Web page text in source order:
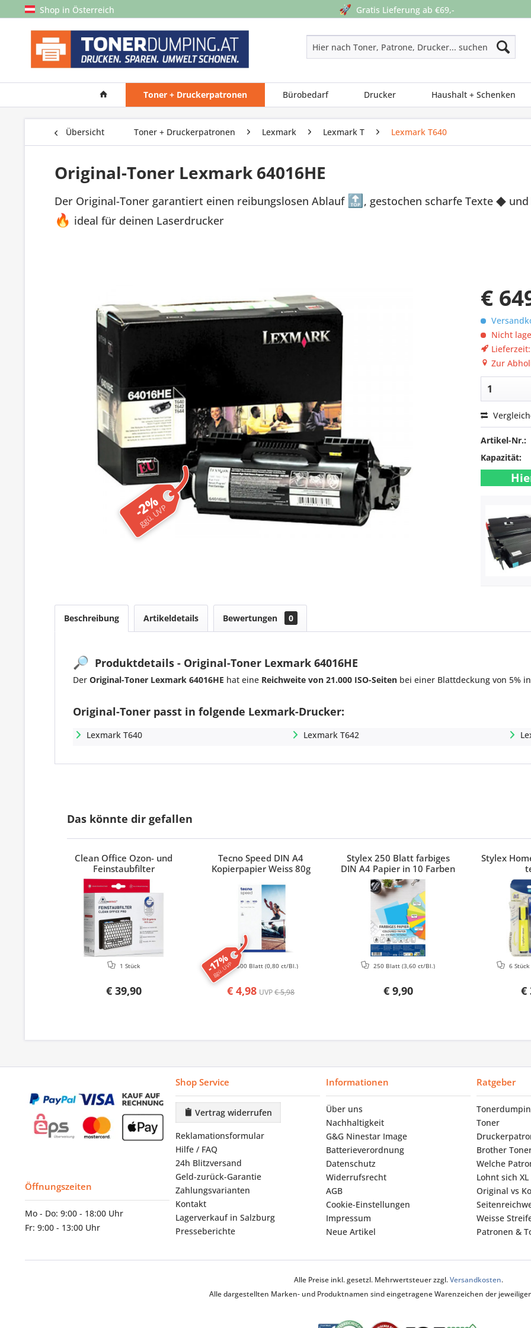
Shop in Österreich 🚀 Gratis Lieferung ab €69,-
Toner + Druckerpatronen Bürobedarf Drucker Haushalt + Schenken
Übersicht Toner + Druckerpatronen Lexmark Lexmark T Lexmark T640
Original-Toner Lexmark 64016HE
Der Original-Toner garantiert einen reibungslosen Ablauf 🔝 , gestochen scharfe Texte ◆
🔥 ideal für deinen Laserdrucker
-2%
ggü. UVP
€
Nicht
Zur
Artikel-Nr.:
Kapazität:
Beschreibung Artikeldetails Bewertungen 0
🔎 Produktdetails - Original-Toner Lexmark 64016HE
Der Original-Toner Lexmark 64016HE hat eine Reichweite von 21.000 ISO-Seiten bei einer Blattdeckung von 5%
Original-Toner passt in folgende Lexmark-Drucker:
Lexmark T640 Lexmark T642
Das könnte dir gefallen
Clean Office Ozon- und
Feinstaubfilter
€ 39,90
1 Stück -17%
ggü. UVP
Tecno Speed DIN A4
Kopierpapier Weiss 80g
€ 4,98 UVP€ 5,98
500 Blatt (0,80 ct/Bl.)
Stylex 250 Blatt farbiges
DIN A4 Papier in 10 Farben
€ 9,90
250 Blatt(3,60 ct/Bl.)
Stylex
€
6
Öffnungszeiten
Mo - Do: 9:00 - 18:00 Uhr
Fr: 9:00 - 13:00 Uhr
Shop Service
Vertrag widerrufen
Reklamationsformular
Hilfe / FAQ
24h Blitzversand
Geld-zurück-Garantie
Zahlungsvarianten
Kontakt
Lagerverkauf in Salzburg
Presseberichte
Informationen
Über uns
Nachhaltigkeit
G&G Ninestar Image
Batterieverordnung
Datenschutz
Widerrufsrecht
AGB
Cookie-Einstellungen
Impressum
Neue Artikel
Ratgeber
Toner
Brother
Welche
Lohnt sich XL
Original vs
Weisse
Patronen &
Alle Preise inkl. gesetzl. Mehrwertsteuer zzgl.Versandkosten.
Alle dargestellten Marken- und Produktnamen sind eingetragene Warenzeichen der